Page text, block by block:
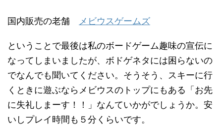
国内販売の老舗 メビウスゲームズ
ということで最後は私のボードゲーム趣味の宣伝に
なってしまいましたが、ボドゲネタには困らないの
でなんでも聞いてください。そうそう、スキーに行
くときに遊ぶならメビウスのトップにもある「お先
に失礼しまーす！！」なんていかがでしょうか。安
いしプレイ時間も５分くらいです。